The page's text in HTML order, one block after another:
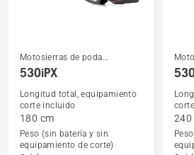
Ver
más
detalles
sobre
530iPX
Motosierras de poda
eléctricas y a batería
530iPX
Longitud total, equipamiento
corte incluido
180 cm
Peso (sin batería y sin
equipamiento de corte)
Ver
más
sobre
240